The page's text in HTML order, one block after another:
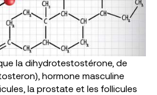
la dihydrotestostérone, de
hormone masculine
la prostate et les follicules